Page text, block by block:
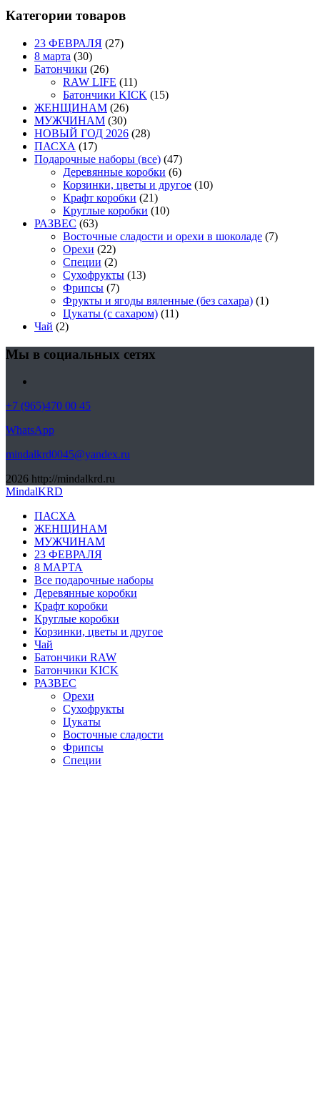
Категории товаров
23 ФЕВРАЛЯ (27)
8 марта (30)
Батончики (26)
RAW LIFE (11)
Батончики KICK (15)
ЖЕНЩИНАМ (26)
МУЖЧИНАМ (30)
НОВЫЙ ГОД 2026 (28)
ПАСХА (17)
Подарочные наборы (все) (47)
Деревянные коробки (6)
Корзинки, цветы и другое (10)
Крафт коробки (21)
Круглые коробки (10)
РАЗВЕС (63)
Восточные сладости и орехи в шоколаде (7)
Орехи (22)
Специи (2)
Сухофрукты (13)
Фрипсы (7)
Фрукты и ягоды вяленные (без сахара) (1)
Цукаты (с сахаром) (11)
Чай (2)
Мы в социальных сетях
+7 (965)470 00 45
WhatsApp
mindalkrd0045@yandex.ru
2026 http://mindalkrd.ru
MindalKRD
ПАСХА
ЖЕНЩИНАМ
МУЖЧИНАМ
23 ФЕВРАЛЯ
8 МАРТА
Все подарочные наборы
Деревянные коробки
Крафт коробки
Круглые коробки
Корзинки, цветы и другое
Чай
Батончики RAW
Батончики KICK
РАЗВЕС
Орехи
Сухофрукты
Цукаты
Восточные сладости
Фрипсы
Специи